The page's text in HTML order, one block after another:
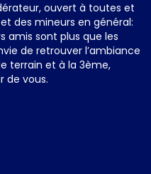
ouvert à toutes et
des mineurs en général:
amis sont plus que les
de retrouver l’ambiance
terrain et à la 3ème,
de vous.